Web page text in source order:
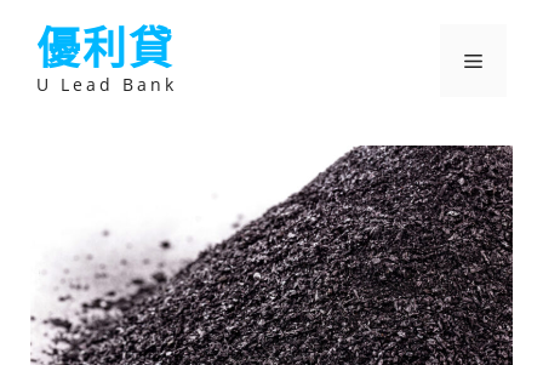
優利貸
U Lead Bank
選